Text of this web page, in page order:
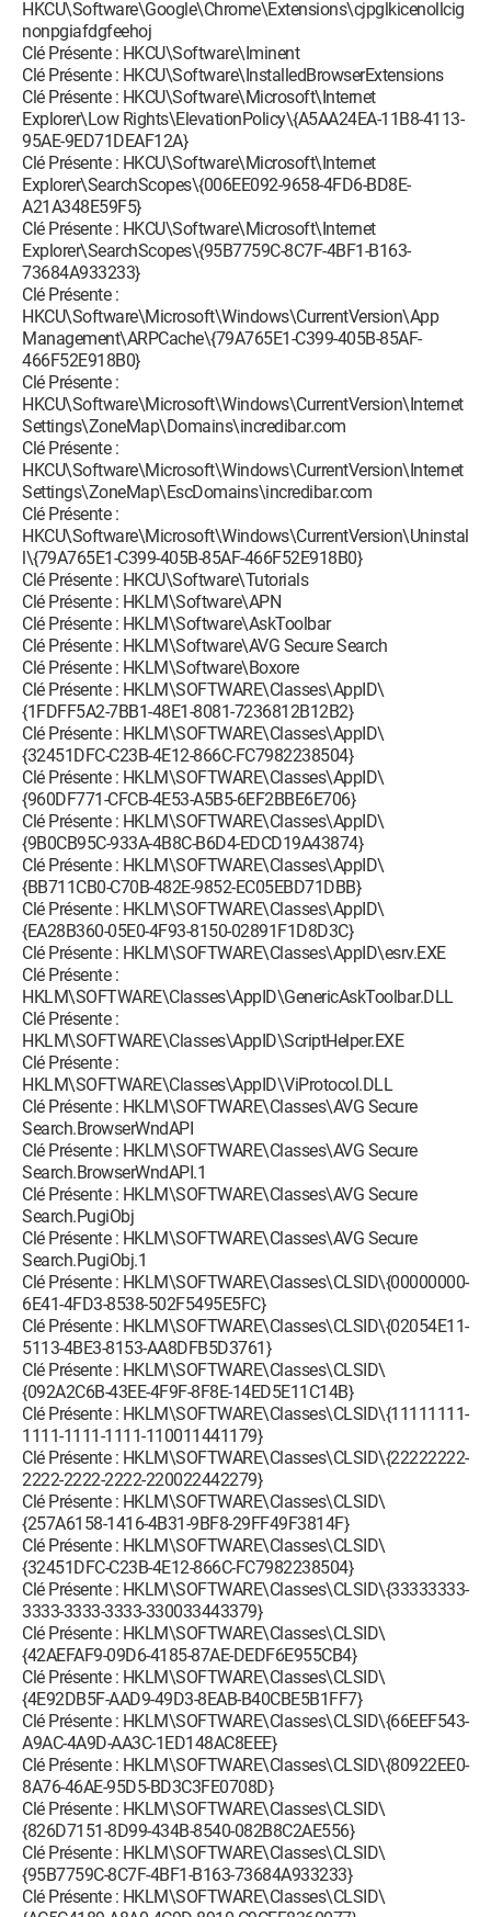
HKCU\Software\Google\Chrome\Extensions\cjpglkicenollcig
nonpgiafdgfeehoj
Clé Présente : HKCU\Software\Iminent
Clé Présente : HKCU\Software\InstalledBrowserExtensions
Clé Présente : HKCU\Software\Microsoft\Internet
Explorer\Low Rights\ElevationPolicy\{A5AA24EA-11B8-4113-
95AE-9ED71DEAF12A}
Clé Présente : HKCU\Software\Microsoft\Internet
Explorer\SearchScopes\{006EE092-9658-4FD6-BD8E-
A21A348E59F5}
Clé Présente : HKCU\Software\Microsoft\Internet
Explorer\SearchScopes\{95B7759C-8C7F-4BF1-B163-
73684A933233}
Clé Présente :
HKCU\Software\Microsoft\Windows\CurrentVersion\App
Management\ARPCache\{79A765E1-C399-405B-85AF-
466F52E918B0}
Clé Présente :
HKCU\Software\Microsoft\Windows\CurrentVersion\Internet
Settings\ZoneMap\Domains\incredibar.com
Clé Présente :
HKCU\Software\Microsoft\Windows\CurrentVersion\Internet
Settings\ZoneMap\EscDomains\incredibar.com
Clé Présente :
HKCU\Software\Microsoft\Windows\CurrentVersion\Uninstal
l\{79A765E1-C399-405B-85AF-466F52E918B0}
Clé Présente : HKCU\Software\Tutorials
Clé Présente : HKLM\Software\APN
Clé Présente : HKLM\Software\AskToolbar
Clé Présente : HKLM\Software\AVG Secure Search
Clé Présente : HKLM\Software\Boxore
Clé Présente : HKLM\SOFTWARE\Classes\AppID\
{1FDFF5A2-7BB1-48E1-8081-7236812B12B2}
Clé Présente : HKLM\SOFTWARE\Classes\AppID\
{32451DFC-C23B-4E12-866C-FC7982238504}
Clé Présente : HKLM\SOFTWARE\Classes\AppID\
{960DF771-CFCB-4E53-A5B5-6EF2BBE6E706}
Clé Présente : HKLM\SOFTWARE\Classes\AppID\
{9B0CB95C-933A-4B8C-B6D4-EDCD19A43874}
Clé Présente : HKLM\SOFTWARE\Classes\AppID\
{BB711CB0-C70B-482E-9852-EC05EBD71DBB}
Clé Présente : HKLM\SOFTWARE\Classes\AppID\
{EA28B360-05E0-4F93-8150-02891F1D8D3C}
Clé Présente : HKLM\SOFTWARE\Classes\AppID\esrv.EXE
Clé Présente :
HKLM\SOFTWARE\Classes\AppID\GenericAskToolbar.DLL
Clé Présente :
HKLM\SOFTWARE\Classes\AppID\ScriptHelper.EXE
Clé Présente :
HKLM\SOFTWARE\Classes\AppID\ViProtocol.DLL
Clé Présente : HKLM\SOFTWARE\Classes\AVG Secure
Search.BrowserWndAPI
Clé Présente : HKLM\SOFTWARE\Classes\AVG Secure
Search.BrowserWndAPI.1
Clé Présente : HKLM\SOFTWARE\Classes\AVG Secure
Search.PugiObj
Clé Présente : HKLM\SOFTWARE\Classes\AVG Secure
Search.PugiObj.1
Clé Présente : HKLM\SOFTWARE\Classes\CLSID\{00000000-
6E41-4FD3-8538-502F5495E5FC}
Clé Présente : HKLM\SOFTWARE\Classes\CLSID\{02054E11-
5113-4BE3-8153-AA8DFB5D3761}
Clé Présente : HKLM\SOFTWARE\Classes\CLSID\
{092A2C6B-43EE-4F9F-8F8E-14ED5E11C14B}
Clé Présente : HKLM\SOFTWARE\Classes\CLSID\{11111111-
1111-1111-1111-110011441179}
Clé Présente : HKLM\SOFTWARE\Classes\CLSID\{22222222-
2222-2222-2222-220022442279}
Clé Présente : HKLM\SOFTWARE\Classes\CLSID\
{257A6158-1416-4B31-9BF8-29FF49F3814F}
Clé Présente : HKLM\SOFTWARE\Classes\CLSID\
{32451DFC-C23B-4E12-866C-FC7982238504}
Clé Présente : HKLM\SOFTWARE\Classes\CLSID\{33333333-
3333-3333-3333-330033443379}
Clé Présente : HKLM\SOFTWARE\Classes\CLSID\
{42AEFAF9-09D6-4185-87AE-DEDF6E955CB4}
Clé Présente : HKLM\SOFTWARE\Classes\CLSID\
{4E92DB5F-AAD9-49D3-8EAB-B40CBE5B1FF7}
Clé Présente : HKLM\SOFTWARE\Classes\CLSID\{66EEF543-
A9AC-4A9D-AA3C-1ED148AC8EEE}
Clé Présente : HKLM\SOFTWARE\Classes\CLSID\{80922EE0-
8A76-46AE-95D5-BD3C3FE0708D}
Clé Présente : HKLM\SOFTWARE\Classes\CLSID\
{826D7151-8D99-434B-8540-082B8C2AE556}
Clé Présente : HKLM\SOFTWARE\Classes\CLSID\
{95B7759C-8C7F-4BF1-B163-73684A933233}
Clé Présente : HKLM\SOFTWARE\Classes\CLSID\